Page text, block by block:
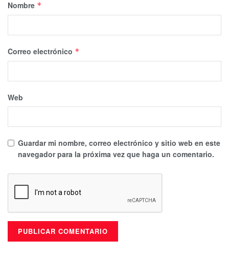
Nombre *
Correo electrónico *
Web
Guardar mi nombre, correo electrónico y sitio web en este
navegador para la próxima vez que haga un comentario.